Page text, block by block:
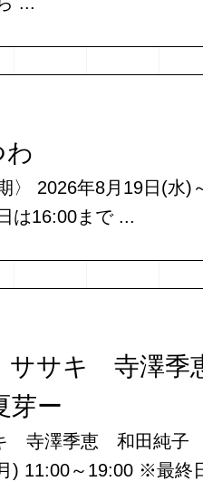
わ
〉 2026年8月19日(水)
は16:00まで ...
ササキ 寺澤
ー
寺澤季恵 和田純子
)⁡ 11:00～19:00 ※最終